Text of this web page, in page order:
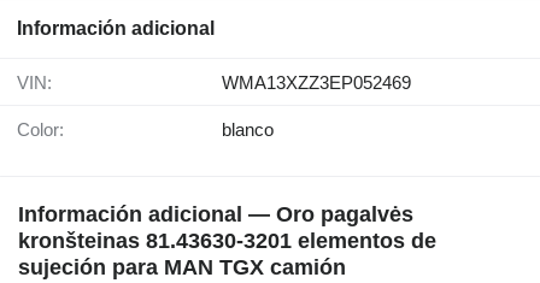
Información adicional
VIN: WMA13XZZ3EP052469
Color: blanco
Información adicional — Oro pagalvės
kronšteinas 81.43630-3201 elementos de
sujeción para MAN TGX camión